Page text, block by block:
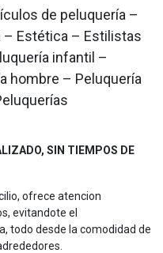
de peluquería –
– Estética – Estilistas
infantil –
hombre – Peluquería
SIN TIEMPOS DE
ofrece atencion
evitandote el
todo desde la comodidad de